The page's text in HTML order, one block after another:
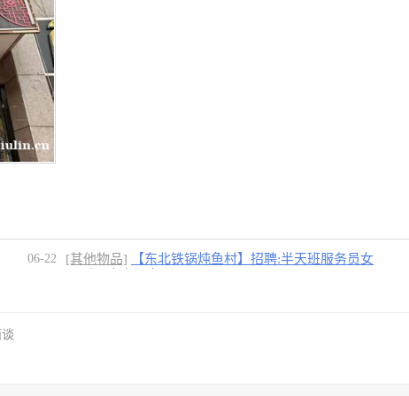
06-22 [其他物品]
【东北铁锅炖鱼村】招聘:半天班服务员女